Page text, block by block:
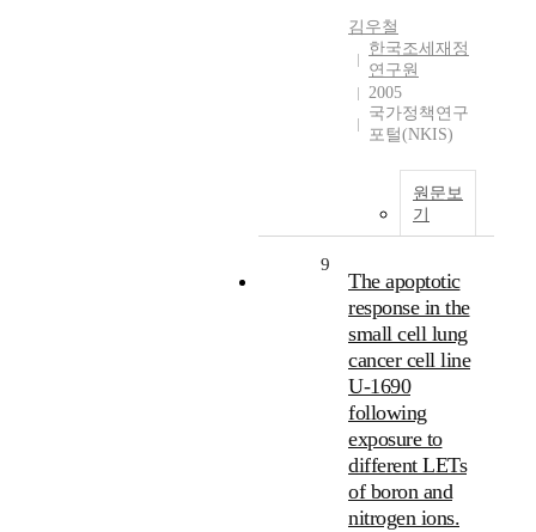
김우철
한국조세재정
연구원
2005
국가정책연구
포털(NKIS)
원문보
기
9
The apoptotic
response in the
small cell lung
cancer cell line
U-1690
following
exposure to
different LETs
of boron and
nitrogen ions.